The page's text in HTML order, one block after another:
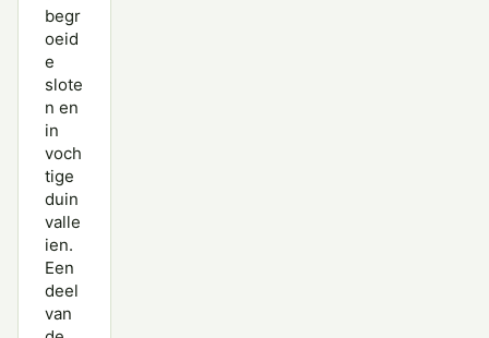
begr
oeid
e
slote
n en
in
voch
tige
duin
valle
ien.
Een
deel
van